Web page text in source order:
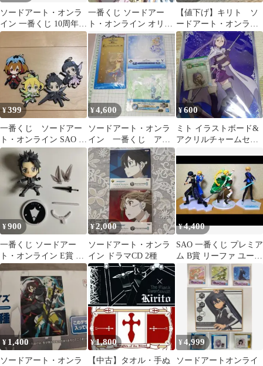
ソードアート・オンラ
イン 一番くじ 10周年記
念 グッズセット
一番くじ ソードアー
ト・オンライン オリジ
ナルポスター アスナ＆
キリト ユイ
【値下げ】キリト ソ
ードアート・オンライ
ン
¥399
一番くじ ソードアー
ト・オンライン SAO ラ
バーストラップ キリ
ト リーファ
¥4,600
ソードアート・オンラ
イン 一番くじ アク
リルスタンド
¥600
ミト イラストボード&
アクリルチャームセッ
¥900
一番くじ ソードアー
ト・オンライン E賞 き
ゅんキャラ キリト
ALOver.
¥2,000
ソードアート・オンラ
イン ドラマCD 2種
¥4,400
SAO 一番くじ プレミア
ム B賞 リーファ ユージ
オ キリト フィギュア
¥ 1,400
ソードアート・オンラ
¥1,800
【中古】タオル・手ぬ
¥4,999
ソードアートオンライ